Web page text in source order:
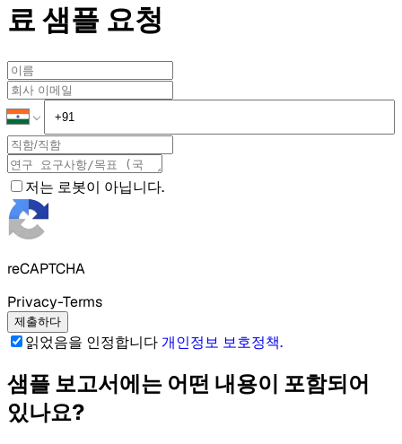
료 샘플 요청
저는 로봇이 아닙니다.
reCAPTCHA
Privacy-Terms
제출하다
읽었음을 인정합니다개인정보 보호정책.
샘플 보고서에는 어떤 내용이 포함되어
있나요?